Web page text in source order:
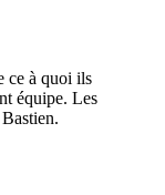
ce à quoi ils
équipe. Les